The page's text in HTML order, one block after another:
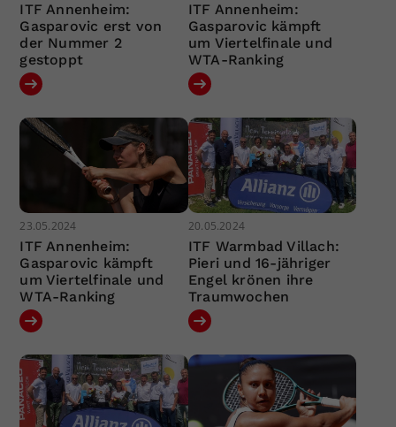
ITF Annenheim:
Gasparovic erst von
der Nummer 2
gestoppt
ITF Annenheim:
Gasparovic kämpft
um Viertelfinale und
WTA-Ranking
23.05.2024
ITF Annenheim:
Gasparovic kämpft
um Viertelfinale und
WTA-Ranking
20.05.2024
ITF Warmbad Villach:
Pieri und 16-jähriger
Engel krönen ihre
Traumwochen